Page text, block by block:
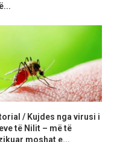
/ Kujdes nga virusi i
të Nilit – më të
moshat e...